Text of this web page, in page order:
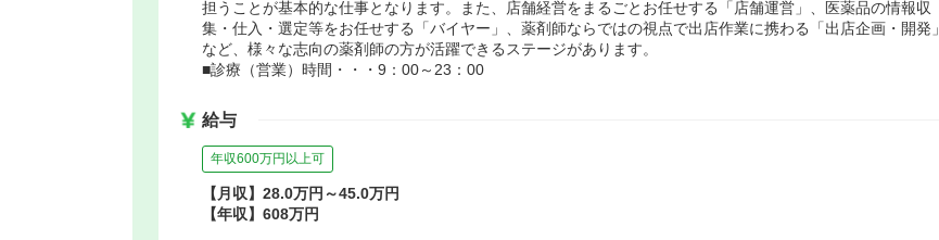
担うことが基本的な仕事となります。また、店舗経営をまるごとお任せする「店舗運営」、医薬品の情報収
集・仕入・選定等をお任せする「バイヤー」、薬剤師ならではの視点で出店作業に携わる「出店企画・開発」
など、様々な志向の薬剤師の方が活躍できるステージがあります。
■診療（営業）時間・・・9：00～23：00
給与
年収600万円以上可
【月収】28.0万円～45.0万円
【年収】608万円